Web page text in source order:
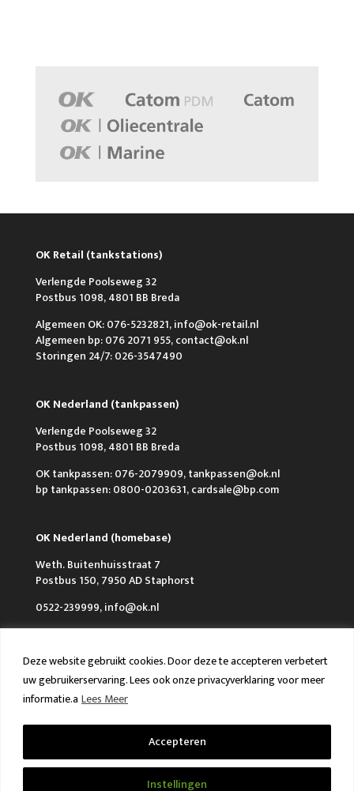
Deze website gebruikt cookies. Door deze te accepteren verbetert
uw gebruikerservaring. Lees ook onze privacyverklaring voor meer
informatie.a Lees Meer
Instellingen
Accepteren
OK Retail (tankstations)
Verlengde Poolseweg 32
Postbus 1098, 4801 BB Breda
Algemeen OK: 076-5232821, info@ok-retail.nl
Algemeen bp: 076 2071 955, contact@ok.nl
Storingen 24/7: 026-3547490
OK Nederland (tankpassen)
Verlengde Poolseweg 32
Postbus 1098, 4801 BB Breda
OK tankpassen: 076-2079909, tankpassen@ok.nl
bp tankpassen: 0800-0203631, cardsale@bp.com
OK Nederland (homebase)
Weth. Buitenhuisstraat 7
Postbus 150, 7950 AD Staphorst
0522-239999, info@ok.nl
Over OK
FAQ en Contact
VCA & ISO
Algemene voorwaarden
Privacy policy